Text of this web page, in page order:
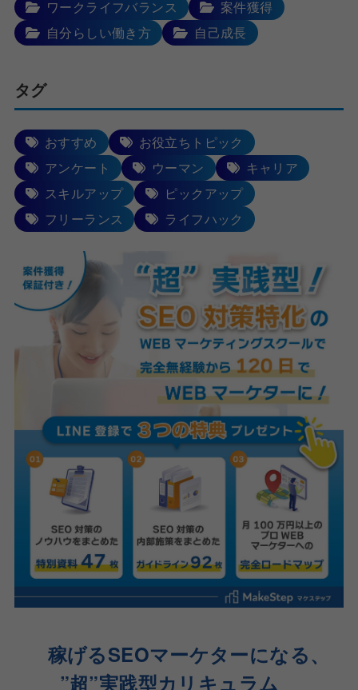
ワークライフバランス
案件獲得
自分らしい働き方
自己成長
タグ
おすすめ
お役立ちトピック
アンケート
ウーマン
キャリア
スキルアップ
ピックアップ
フリーランス
ライフハック
稼げるSEOマーケターになる、
”超”実践型カリキュラム